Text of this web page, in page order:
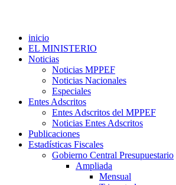
inicio
EL MINISTERIO
Noticias
Noticias MPPEF
Noticias Nacionales
Especiales
Entes Adscritos
Entes Adscritos del MPPEF
Noticias Entes Adscritos
Publicaciones
Estadísticas Fiscales
Gobierno Central Presupuestario
Ampliada
Mensual